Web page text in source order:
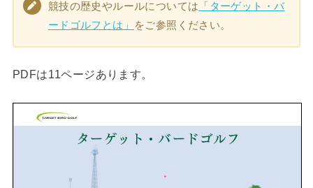
競技の歴史やルールについては 「ターゲット・バ
ードゴルフとは」
をご参照ください。
PDFは11ページあります。